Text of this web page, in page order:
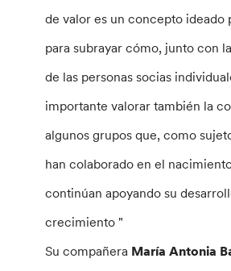
de valor es un concepto ideado
para subrayar cómo, junto con
de las personas socias
importante valorar también la
algunos grupos que, como
han colaborado en el
continúan apoyando su
crecimiento "
Su compañera María Antonia